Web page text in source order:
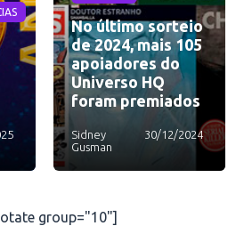
No último sorteio
de 2024, mais 105
apoiadores do
Universo HQ
foram premiados
Sidney
Gusman
30/12/2024
group="10"]